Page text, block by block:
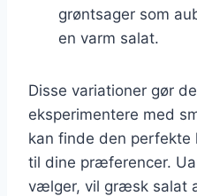
grøntsager som
en varm salat.
Disse variationer gør
eksperimentere med
kan finde den perfekte
til dine præferencer.
vælger, vil græsk salat